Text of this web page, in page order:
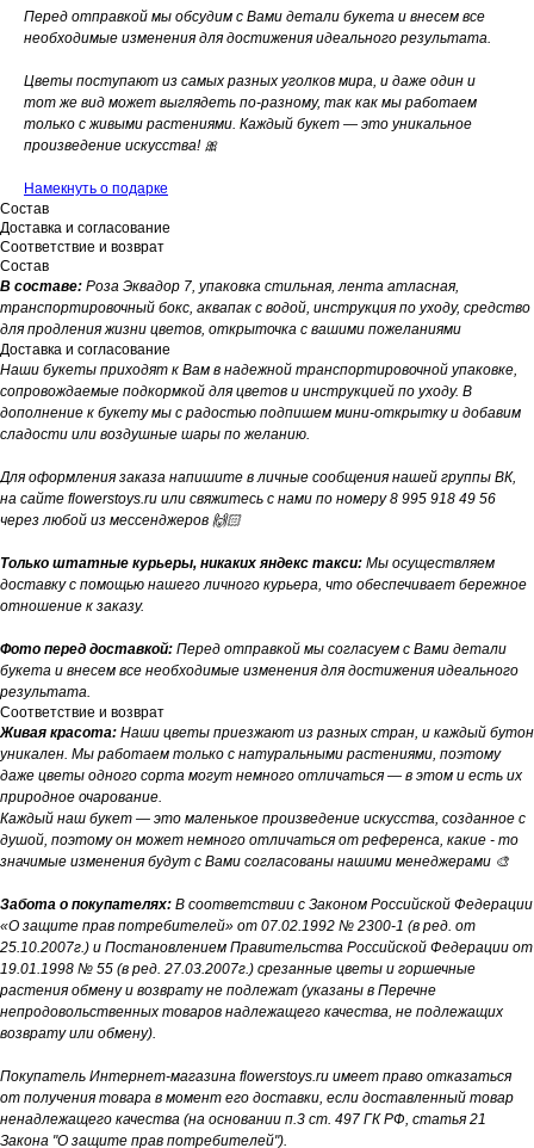
Перед отправкой мы обсудим с Вами детали букета и внесем все
необходимые изменения для достижения идеального результата.
Цветы поступают из самых разных уголков мира, и даже один и
тот же вид может выглядеть по-разному, так как мы работаем
только с живыми растениями. Каждый букет — это уникальное
произведение искусства! 🎀
Намекнуть о подарке
Состав
Доставка и согласование
Соответствие и возврат
Состав
В составе: Роза Эквадор 7, упаковка стильная, лента атласная,
транспортировочный бокс, аквапак с водой, инструкция по уходу, средство
для продления жизни цветов, открыточка с вашими пожеланиями
Доставка и согласование
Наши букеты приходят к Вам в надежной транспортировочной упаковке,
сопровождаемые подкормкой для цветов и инструкцией по уходу. В
дополнение к букету мы с радостью подпишем мини-открытку и добавим
сладости или воздушные шары по желанию.
Для оформления заказа напишите в личные сообщения нашей группы ВК,
на сайте flowerstoys.ru или свяжитесь с нами по номеру 8 995 918 49 56
через любой из мессенджеров 🙌🏻
Только штатные курьеры, никаких яндекс такси: Мы осуществляем
доставку с помощью нашего личного курьера, что обеспечивает бережное
отношение к заказу.
Фото перед доставкой: Перед отправкой мы согласуем с Вами детали
букета и внесем все необходимые изменения для достижения идеального
результата.
Соответствие и возврат
Живая красота: Наши цветы приезжают из разных стран, и каждый бутон
уникален. Мы работаем только с натуральными растениями, поэтому
даже цветы одного сорта могут немного отличаться — в этом и есть их
природное очарование.
Каждый наш букет — это маленькое произведение искусства, созданное с
душой, поэтому он может немного отличаться от референса, какие - то
значимые изменения будут с Вами согласованы нашими менеджерами 🎨
Забота о покупателях: В соответствии с Законом Российской Федерации
«О защите прав потребителей» от 07.02.1992 № 2300-1 (в ред. от
25.10.2007г.) и Постановлением Правительства Российской Федерации от
19.01.1998 № 55 (в ред. 27.03.2007г.) срезанные цветы и горшечные
растения обмену и возврату не подлежат (указаны в Перечне
непродовольственных товаров надлежащего качества, не подлежащих
возврату или обмену).
Покупатель Интернет-магазина flowerstoys.ru имеет право отказаться
от получения товара в момент его доставки, если доставленный товар
ненадлежащего качества (на основании п.3 ст. 497 ГК РФ, статья 21
Закона "О защите прав потребителей").